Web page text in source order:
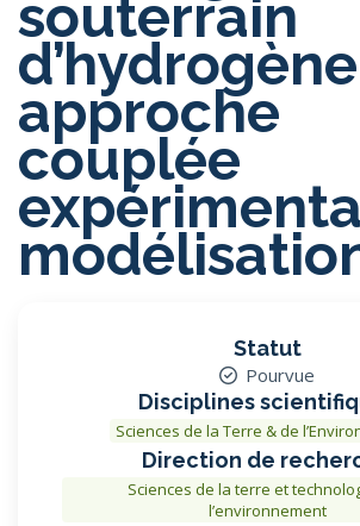
souterrain
approche
couplée
Statut
Pourvue
Disciplines
Sciences de la Terre & de
Direction de
Sciences de la terre et
l’environnement